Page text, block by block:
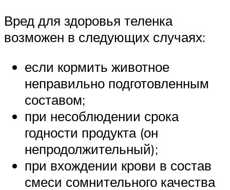
Вред для здоровья теленка
возможен в следующих случаях:
если кормить животное
неправильно подготовленным
составом;
при несоблюдении срока
годности продукта (он
непродолжительный);
при вхождении крови в состав
смеси сомнительного качества